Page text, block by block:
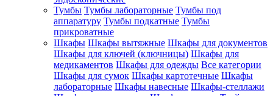
Тумбы Тумбы лабораторные Тумбы под
аппаратуру Тумбы подкатные Тумбы
прикроватные
Шкафы Шкафы вытяжные Шкафы для документов
Шкафы для ключей (ключницы) Шкафы для
медикаментов Шкафы для одежды Все категории
Шкафы для сумок Шкафы картотечные Шкафы
лабораторные Шкафы навесные Шкафы-стеллажи